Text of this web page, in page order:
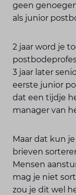
geen
als junior
2 jaar word je
3 jaar later
eerste junior
dat een tijdje
manager van
Maar dat kun
brieven
Mensen
mag je niet
zou je dit wel